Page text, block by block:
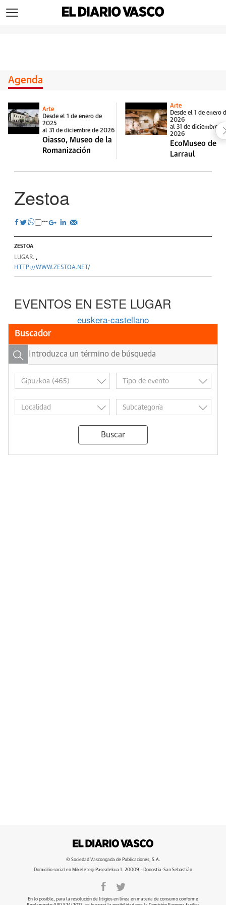
Agenda
Arte
Desde el 1 de enero de
2025
al 31 de diciembre de 2026
Oiasso, Museo de la
Romanización
Arte
Desde el 1 de enero
2026
al 31 de diciembre de
2026
EcoMuseo de
Larraul
Zestoa
ZESTOA
LUGAR. ,
HTTP://WWW.ZESTOA.NET/
EVENTOS EN ESTE LUGAR
euskera-castellano
Buscador
Buscar
© Sociedad Vascongada de Publicaciones, S.A.
Domicilio social en Mikeletegi Pasealekua 1. 20009 - Donostia-San Sebastián
En lo posible, para la resolución de litigios en línea en materia de consumo conforme